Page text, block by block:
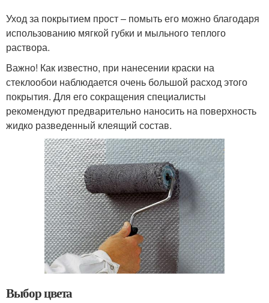
Уход за покрытием прост – помыть его можно благодаря
использованию мягкой губки и мыльного теплого
раствора.
Важно! Как известно, при нанесении краски на
стеклообои наблюдается очень большой расход этого
покрытия. Для его сокращения специалисты
рекомендуют предварительно наносить на поверхность
жидко разведенный клеящий состав.
Выбор цвета